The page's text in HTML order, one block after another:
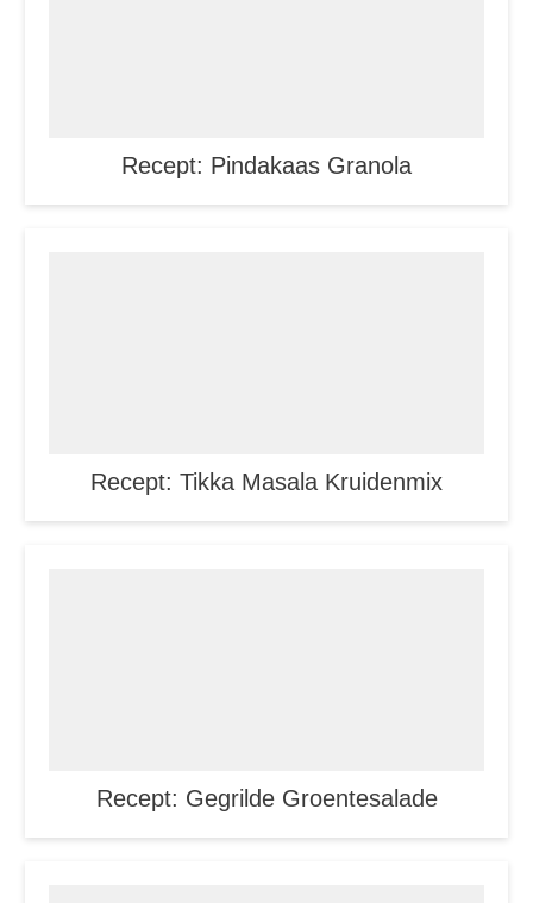
Recept: Pindakaas Granola
Recept: Tikka Masala Kruidenmix
Recept: Gegrilde Groentesalade